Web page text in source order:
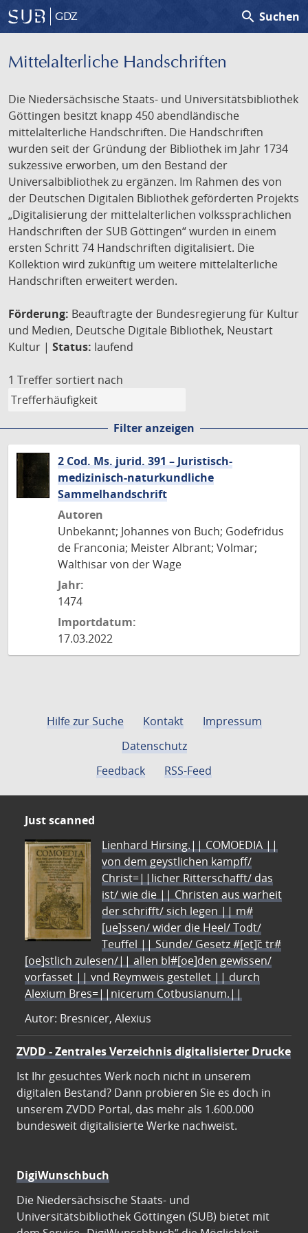
GDZ search Suchen
Mittelalterliche Handschriften
Die Niedersächsische Staats- und Universitätsbibliothek
Göttingen besitzt knapp 450 abendländische
mittelalterliche Handschriften. Die Handschriften
wurden seit der Gründung der Bibliothek im Jahr 1734
sukzessive erworben, um den Bestand der
Universalbibliothek zu ergänzen. Im Rahmen des von
der Deutschen Digitalen Bibliothek geförderten Projekts
„Digitalisierung der mittelalterlichen volkssprachlichen
Handschriften der SUB Göttingen“ wurden in einem
ersten Schritt 74 Handschriften digitalisiert. Die
Kollektion wird zukünftig um weitere mittelalterliche
Handschriften erweitert werden.
Förderung: Beauftragte der Bundesregierung für Kultur
und Medien, Deutsche Digitale Bibliothek, Neustart
Kultur | Status: laufend
1 Treffer sortiert nach
Filter anzeigen
2 Cod. Ms. jurid. 391 – Juristisch-
medizinisch-naturkundliche
Sammelhandschrift
Autoren
Unbekannt; Johannes von Buch; Godefridus
de Franconia; Meister Albrant; Volmar;
Walthisar von der Wage
Jahr:
1474
Importdatum:
17.03.2022
Hilfe zur Suche Kontakt
Impressum
Datenschutz
Feedback
RSS-Feed
Just scanned
Lienhard Hirsing.|| COMOEDIA ||
von dem geystlichen kampff/
Christ=||licher Ritterschafft/ das
ist/ wie die || Christen aus warheit
der schrifft/ sich legen || m#
[ue]ssen/ wider die Heel/ Todt/
Teuffel || Sünde/ Gesetz #[et]c̃ tr#
[oe]stlich zulesen/|| allen bl#[oe]den gewissen/
vorfasset || vnd Reymweis gestellet || durch
Alexium Bres=||nicerum Cotbusianum.||
Autor: Bresnicer, Alexius
ZVDD - Zentrales Verzeichnis digitalisierter Drucke
Ist Ihr gesuchtes Werk noch nicht in unserem
digitalen Bestand? Dann probieren Sie es doch in
unserem ZVDD Portal, das mehr als 1.600.000
bundesweit digitalisierte Werke nachweist.
DigiWunschbuch
Die Niedersächsische Staats- und
Universitätsbibliothek Göttingen (SUB) bietet mit